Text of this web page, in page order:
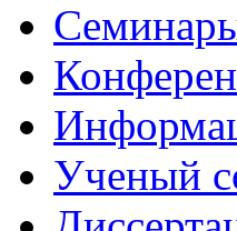
Ученый